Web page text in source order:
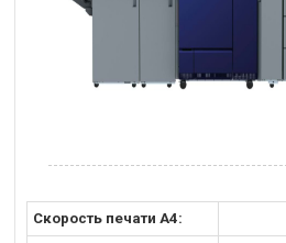
Скорость печати А4: